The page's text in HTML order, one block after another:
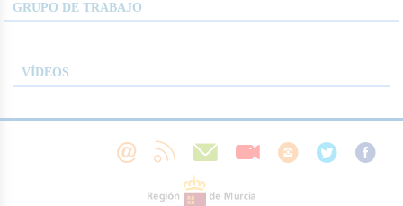
GRUPO DE TRABAJO
VÍDEOS